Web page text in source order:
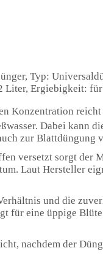
Typ:
Liter, Ergiebigkeit:
Konzentration reicht
Dabei kann
zur Blattdüngung
versetzt sorgt der
Laut Hersteller
und die
für eine üppige
nachdem der